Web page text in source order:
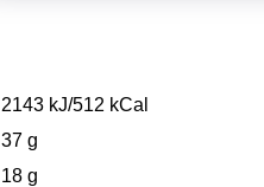
2143 kJ/512 kCal
37 g
18 g